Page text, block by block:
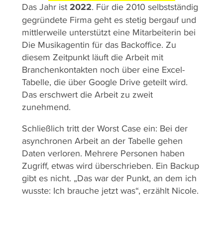
Das Jahr ist 2022. Für die 2010 selbstständig
gegründete Firma geht es stetig bergauf und
mittlerweile unterstützt eine Mitarbeiterin bei
Die Musikagentin für das Backoffice. Zu
diesem Zeitpunkt läuft die Arbeit mit
Branchenkontakten noch über eine Excel-
Tabelle, die über Google Drive geteilt wird.
Das erschwert die Arbeit zu zweit
zunehmend.
Schließlich tritt der Worst Case ein: Bei der
asynchronen Arbeit an der Tabelle gehen
Daten verloren. Mehrere Personen haben
Zugriff, etwas wird überschrieben. Ein Backup
gibt es nicht. „Das war der Punkt, an dem ich
wusste: Ich brauche jetzt was“, erzählt Nicole.